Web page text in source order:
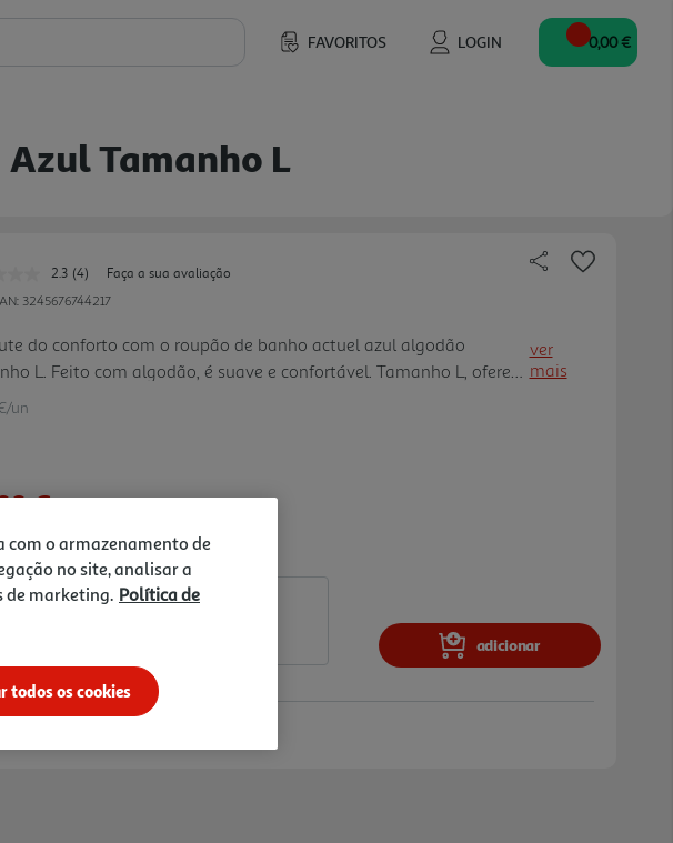
FAVORITOS LOGIN 0,00 €
Tamanho L
2.3 Leu
4
Link
para
a
(4)
Faça a sua avaliação
3245676744217
do conforto com o roupão de banho actuel azul algodão
L. Feito com algodão, é suave e confortável. Tamanho L, oferece
de movimento. Leve, com 380 gramas, é prático e durável.
ver
mais
un
€
de preparação
adicionar
com o armazenamento de
no site, analisar a
de marketing. Política de
todos os cookies